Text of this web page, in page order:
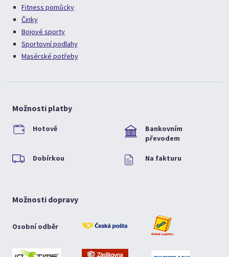
Fitness pomůcky
Činky
Bojové sporty
Sportovní podlahy
Masérské potřeby
Možnosti platby
Hotově
Bankovním
převodem
Dobírkou Na fakturu
Možnosti dopravy
Osobní odběr